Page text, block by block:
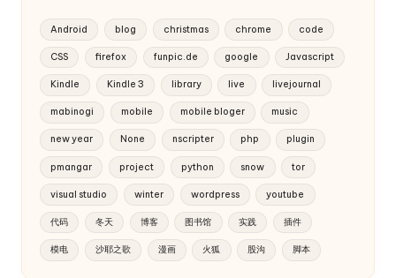
Android blog christmas chrome code
CSS firefox funpic.de google Javascript
Kindle Kindle 3 library live livejournal
mabinogi mobile mobile bloger music
new year None nscripter php plugin
pmangar project python snow tor
visual studio winter wordpress youtube
代码 冬天 博客 图书馆 实践 插件
模电 沙耶之歌 漫画 火狐 股沟 脚本